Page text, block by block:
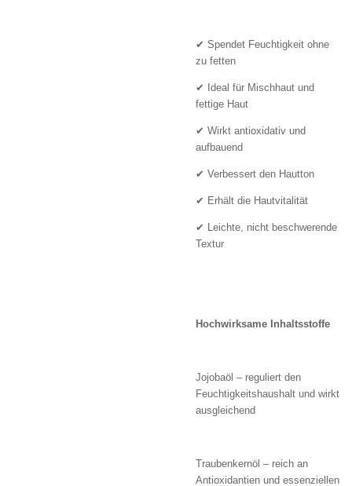
✔ Spendet Feuchtigkeit ohne
zu fetten
✔ Ideal für Mischhaut und
fettige Haut
✔ Wirkt antioxidativ und
aufbauend
✔ Verbessert den Hautton
✔ Erhält die Hautvitalität
✔ Leichte, nicht beschwerende
Textur
Hochwirksame Inhaltsstoffe
Jojobaöl – reguliert den
Feuchtigkeitshaushalt und wirkt
ausgleichend
Traubenkernöl – reich an
Antioxidantien und essenziellen